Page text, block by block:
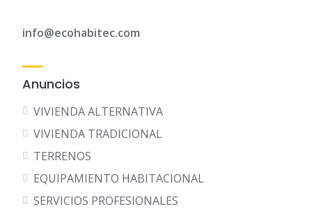
info@ecohabitec.com
Anuncios
VIVIENDA ALTERNATIVA
VIVIENDA TRADICIONAL
TERRENOS
EQUIPAMIENTO HABITACIONAL
SERVICIOS PROFESIONALES